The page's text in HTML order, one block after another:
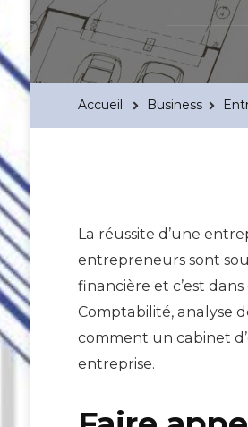
Accueil Business
La réussite d’une
entrepreneurs sont
financière et c’est
Comptabilité, analyse
comment un cabinet
entreprise.